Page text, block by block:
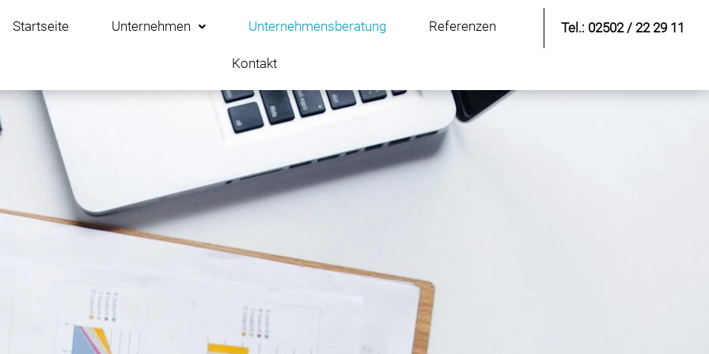
Startseite Unternehmen Unternehmensberatung Referenzen
Kontakt
Tel.: 02502 / 22 29 11